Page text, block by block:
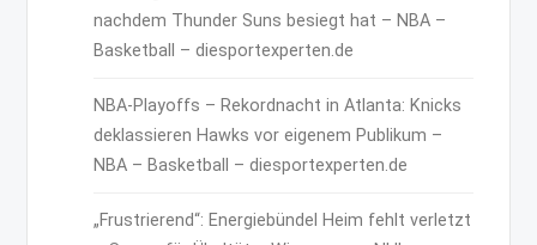
nachdem Thunder Suns besiegt hat – NBA –
Basketball – diesportexperten.de
NBA-Playoffs – Rekordnacht in Atlanta: Knicks
deklassieren Hawks vor eigenem Publikum –
NBA – Basketball – diesportexperten.de
„Frustrierend“: Energiebündel Heim fehlt verletzt